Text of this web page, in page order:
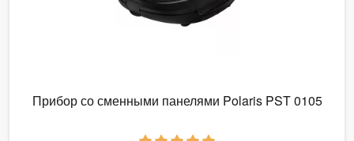
Прибор со сменными панелями Polaris PST 0105